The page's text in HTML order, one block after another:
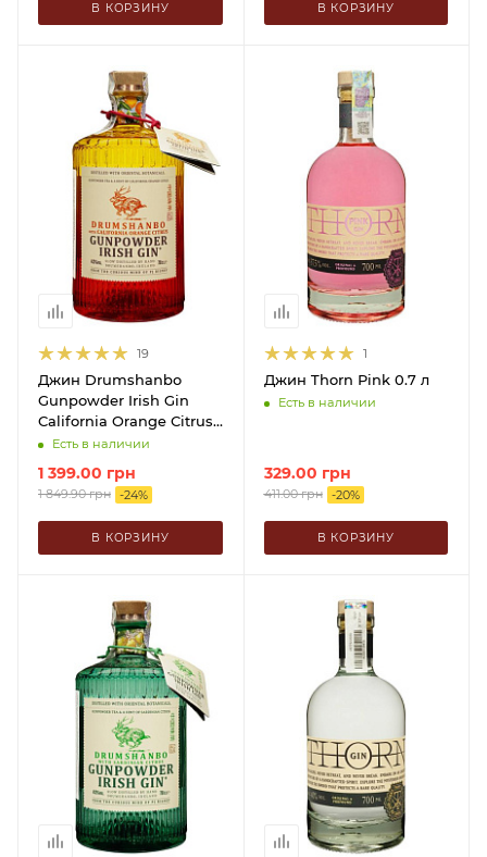
В КОРЗИНУ В КОРЗИНУ
19
Джин Drumshanbo
Gunpowder Irish Gin
California Orange Citrus
0.7 лЕсть в наличии
1 399.00 грн
1 849.90грн -24%
В КОРЗИНУ
1
Джин Thorn Pink 0.7 л
Есть в наличии
329.00 грн
411.00грн -20%
В КОРЗИНУ